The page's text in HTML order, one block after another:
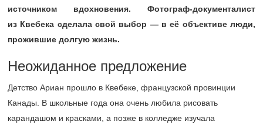
источником вдохновения. Фотограф-документалист
из Квебека сделала свой выбор — в её объективе люди,
прожившие долгую жизнь.
Неожиданное предложение
Детство Ариан прошло в Квебеке, французской провинции
Канады. В школьные года она очень любила рисовать
карандашом и красками, а позже в колледже изучала